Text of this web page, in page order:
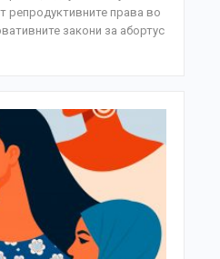
репродуктивните права во
закони за абортус